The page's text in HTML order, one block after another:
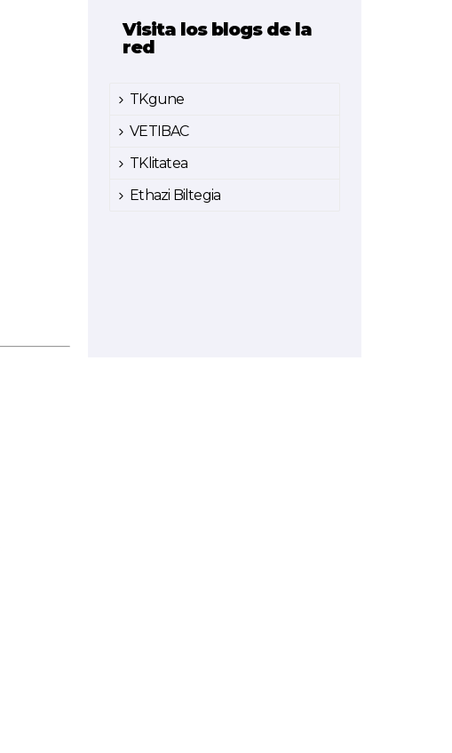
Visita los blogs de la
red
TKgune
VETIBAC
TKlitatea
Ethazi Biltegia